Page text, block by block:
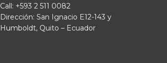
Call: +593 2 511 0082
Dirección: San Ignacio E12-143 y
Humboldt, Quito – Ecuador